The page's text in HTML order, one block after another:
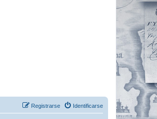
Identificarse
Registrarse